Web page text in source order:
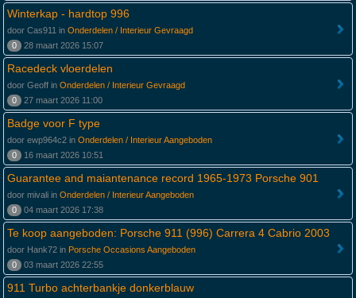
Winterkap - hardtop 996
door Cas911 in Onderdelen / Interieur Gevraagd
0
28 maart 2026 15:07
Racedeck vloerdelen
door Geoff in Onderdelen / Interieur Gevraagd
0
27 maart 2026 11:00
Badge voor F type
door ewp964c2 in Onderdelen / Interieur Aangeboden
0
16 maart 2026 10:51
Guarantee and maiantenance record 1965-1973 Porsche 901
door mivali in Onderdelen / Interieur Aangeboden
0
04 maart 2026 17:38
Te koop aangeboden: Porsche 911 (996) Carrera 4 Cabrio 2003
door Hank72 in Porsche Occasions Aangeboden
0
03 maart 2026 22:55
911 Turbo achterbankje donkerblauw